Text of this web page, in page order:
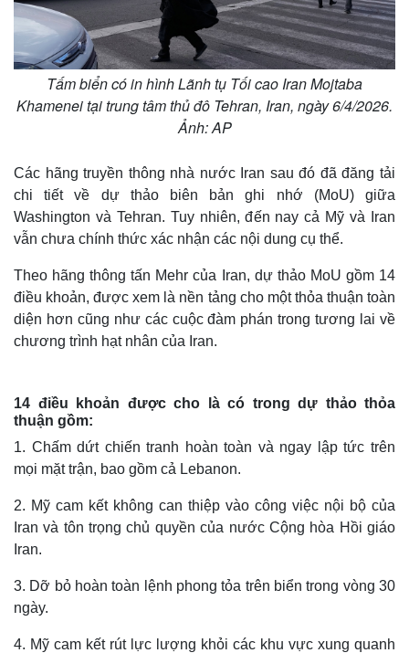
Tấm biển có in hình Lãnh tụ Tối cao Iran Mojtaba
Khamenei tại trung tâm thủ đô Tehran, Iran, ngày 6/4/2026.
Ảnh: AP
Các hãng truyền thông nhà nước Iran sau đó đã đăng tải
chi tiết về dự thảo biên bản ghi nhớ (MoU) giữa
Washington và Tehran. Tuy nhiên, đến nay cả Mỹ và Iran
vẫn chưa chính thức xác nhận các nội dung cụ thể.
Theo hãng thông tấn Mehr của Iran, dự thảo MoU gồm 14
điều khoản, được xem là nền tảng cho một thỏa thuận toàn
diện hơn cũng như các cuộc đàm phán trong tương lai về
chương trình hạt nhân của Iran.
14 điều khoản được cho là có trong dự thảo thỏa
thuận gồm:
1. Chấm dứt chiến tranh hoàn toàn và ngay lập tức trên
mọi mặt trận, bao gồm cả Lebanon.
2. Mỹ cam kết không can thiệp vào công việc nội bộ của
Iran và tôn trọng chủ quyền của nước Cộng hòa Hồi giáo
Iran.
3. Dỡ bỏ hoàn toàn lệnh phong tỏa trên biển trong vòng 30
ngày.
4. Mỹ cam kết rút lực lượng khỏi các khu vực xung quanh